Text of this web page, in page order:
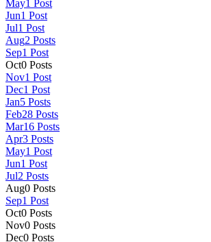
May1 Post
Jun1 Post
Jul1 Post
Aug2 Posts
Sep1 Post
Oct0 Posts
Nov1 Post
Dec1 Post
Jan5 Posts
Feb28 Posts
Mar16 Posts
Apr3 Posts
May1 Post
Jun1 Post
Jul2 Posts
Aug0 Posts
Sep1 Post
Oct0 Posts
Nov0 Posts
Dec0 Posts